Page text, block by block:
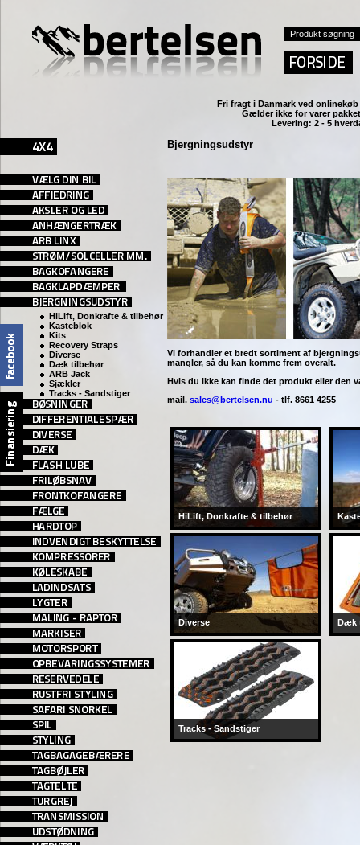
Fri fragt i Danmark ved onlinekøb
Gælder ikke for varer
Levering: 2 - 5
HiLift, Donkrafte & tilbehør
Kasteblok
Kits
Recovery Straps
Diverse
Dæk tilbehør
ARB Jack
Sjækler
Tracks - Sandstiger
Bjergningsudstyr
Vi forhandler et bredt sortiment af
mangler, så du kan komme frem overalt.
Hvis du ikke kan finde det produkt eller den
mail. sales@bertelsen.nu - tlf. 8661 4255
HiLift, Donkrafte & tilbehør
Diverse Dæk
Tracks - Sandstiger